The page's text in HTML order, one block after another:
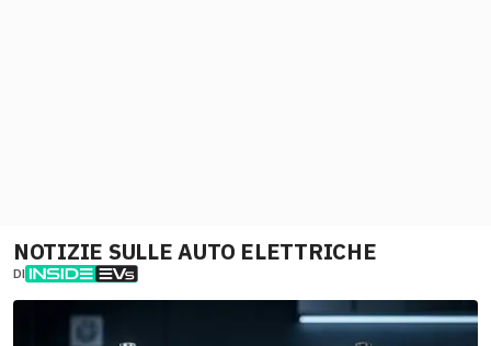
NOTIZIE SULLE AUTO ELETTRICHE
DI